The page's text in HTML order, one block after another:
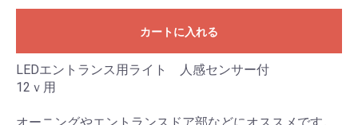
カートに入れる
LEDエントランス用ライト 人感センサー付
12ｖ用